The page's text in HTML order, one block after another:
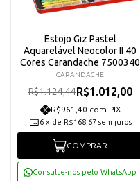
Estojo Giz Pastel
Aquarelável Neocolor II 40
Cores Carandache 7500340
CARANDACHE
R$1.124,44R$1.012,00
R$961,40 com PIX
6 x de R$168,67 sem juros
COMPRAR
Consulte-nos pelo WhatsApp